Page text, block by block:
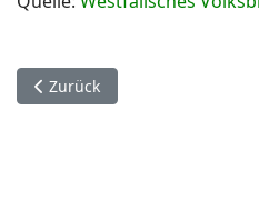
Vorheriger Beitrag:
Zurück